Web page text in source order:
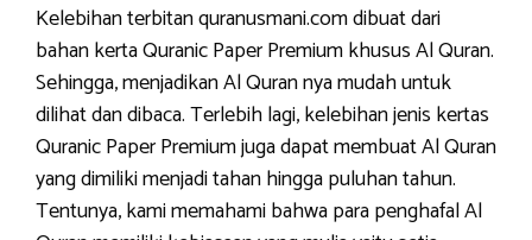
Kelebihan terbitan quranusmani.com dibuat dari
bahan kerta Quranic Paper Premium khusus Al Quran.
Sehingga, menjadikan Al Quran nya mudah untuk
dilihat dan dibaca. Terlebih lagi, kelebihan jenis kertas
Quranic Paper Premium juga dapat membuat Al Quran
yang dimiliki menjadi tahan hingga puluhan tahun.
Tentunya, kami memahami bahwa para penghafal Al